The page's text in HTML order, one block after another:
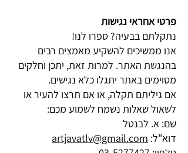
פרטי אחראי נגישות
נתקלתם בבעיה? ספרו לנו!
אנו ממשיכים להשקיע מאמצים רבים
בהנגשת האתר. למרות זאת, יתכן וחלקים
מסוימים באתר יתגלו כלא נגישים.
אם גיליתם תקלה, או אם תרצו להעיר או
לשאול שאלות נשמח לשמוע מכם:
שם: א. לבנטל
דוא"ל: artjavatlv@gmail.com